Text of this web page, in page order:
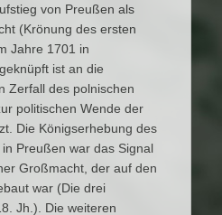
von Preußen als
(Krönung des ersten
Jahre 1701 in
ist an die
Zerfall des polnischen
politischen Wende der
Die Königserhebung des
Preußen war das Signal
Großmacht, der auf den
war (Die drei
Jh.). Die weiteren